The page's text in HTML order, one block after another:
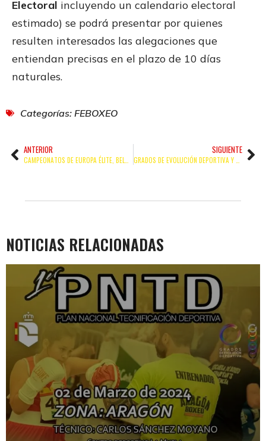
Electoral incluyendo un calendario electoral
estimado) se podrá presentar por quienes
resulten interesados las alegaciones que
entiendan precisas en el plazo de 10 días
naturales.
Categorías: FEBOXEO
ANTERIOR
CAMPEONATOS DE EUROPA ÉLITE, BELGRADO 2023: EQUIPO ESPAÑOL
SIGUIENTE
GRADOS DE EVOLUCIÓN DEPORTIVA Y CAMPEONATOS DE ESPAÑA CESA DE BOXEO EN EDAD ESCOLAR
NOTICIAS RELACIONADAS